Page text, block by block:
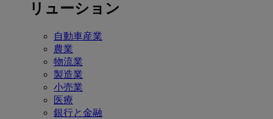
リューション
自動車産業
農業
物流業
製造業
小売業
医療
銀行と金融